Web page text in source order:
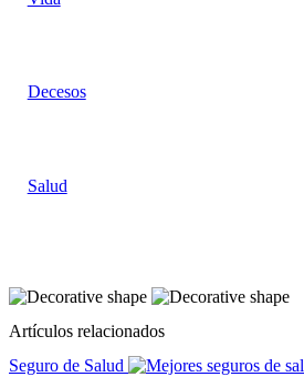
Decesos
Salud
Artículos relacionados
Seguro de Salud